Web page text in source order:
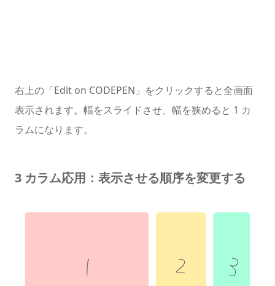
右上の「Edit on CODEPEN」をクリックすると全画面
表示されます。幅をスライドさせ、幅を狭めると 1 カ
ラムになります。
3 カラム応用：表示させる順序を変更する